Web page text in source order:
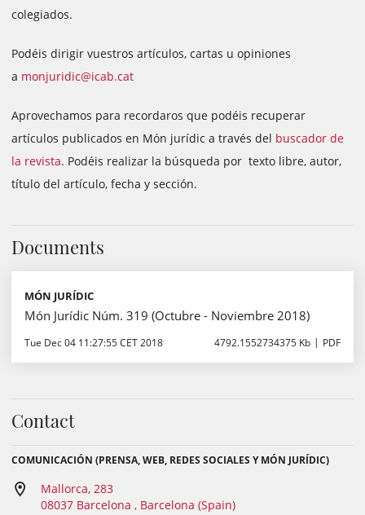
colegiados.
Podéis dirigir vuestros artículos, cartas u opiniones
a monjuridic@icab.cat
Aprovechamos para recordaros que podéis recuperar
artículos publicados en Món jurídic a través del buscador de
la revista. Podéis realizar la búsqueda por texto libre, autor,
título del artículo, fecha y sección.
Documents
MÓN JURÍDIC
Món Jurídic Núm. 319 (Octubre - Noviembre 2018)
Tue Dec 04 11:27:55 CET 2018 4792.1552734375 Kb PDF
Contact
COMUNICACIÓN (PRENSA, WEB, REDES SOCIALES Y MÓN JURÍDIC)
Mallorca, 283
08037 Barcelona , Barcelona (Spain)